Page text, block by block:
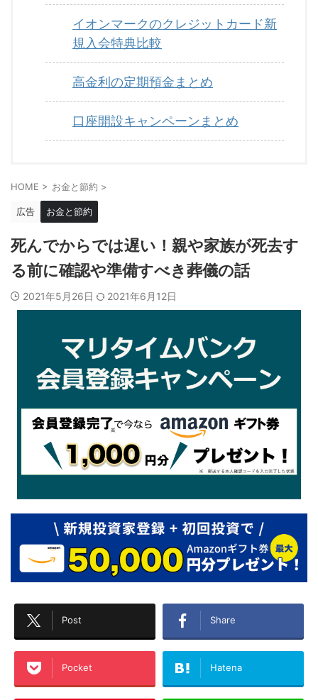
イオンマークのクレジットカード新
規入会特典比較
高金利の定期預金まとめ
口座開設キャンペーンまとめ
HOME > お金と節約 >
広告 お金と節約
死んでからでは遅い！親や家族が死去す
る前に確認や準備すべき葬儀の話
2021年5月26日 2021年6月12日
Post Share
Pocket Hatena